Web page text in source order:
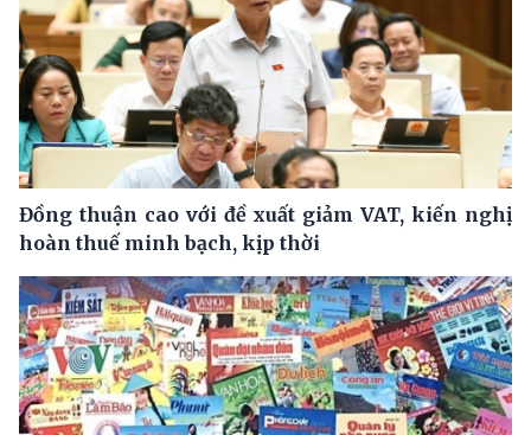
Đồng thuận cao với đề xuất giảm VAT, kiến nghị
hoàn thuế minh bạch, kịp thời